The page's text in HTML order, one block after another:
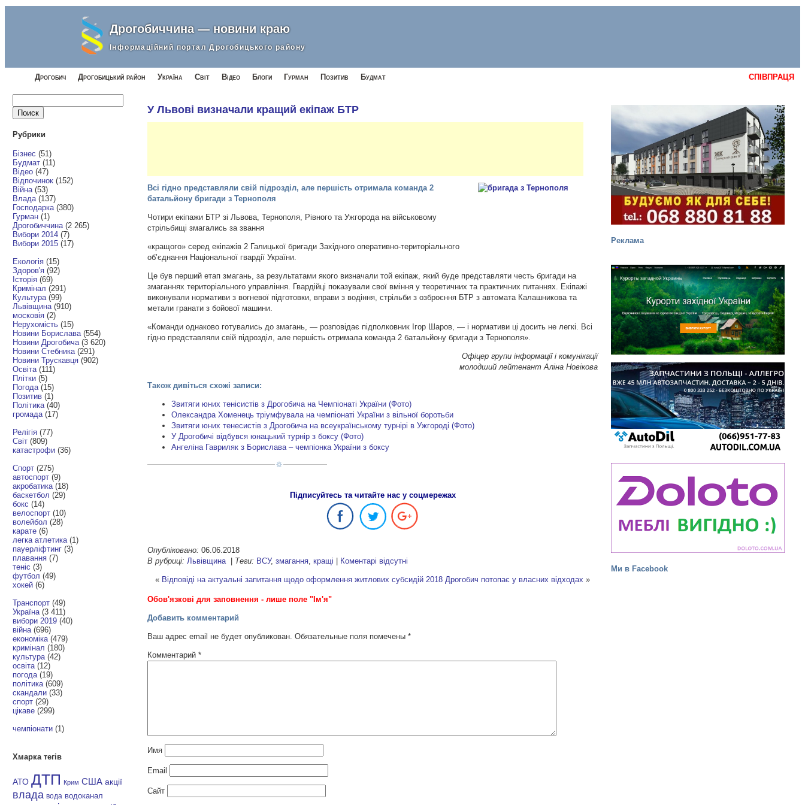
Дрогобиччина — новини краю
Інформаційний портал Дрогобицького району
Дрогобич Дрогобицький район Україна Світ Відео Блоги Гурман СПІВПРАЦЯ
Позитив Будмат
Реклама
Ми в Facebook
Рубрики
Бізнес (51)
Будмат (11)
Відео (47)
Відпочинок (152)
Війна (53)
Влада (137)
Господарка (380)
Гурман (1)
Дрогобиччина (2 265)
Вибори 2014 (7)
Вибори 2015 (17)
Екологія (15)
Здоров'я (92)
Історія (69)
Кримінал (291)
Культура (99)
Львівщина (910)
московія (2)
Нерухомість (15)
Новини Борислава (554)
Новини Дрогобича (3 620)
Новини Стебника (291)
Новини Трускавця (902)
Освіта (111)
Плітки (5)
Погода (15)
Позитив (1)
Політика (40)
громада (17)
Релігія (77)
Світ (809)
катастрофи (36)
Спорт (275)
автоспорт (9)
акробатика (18)
баскетбол (29)
бокс (14)
велоспорт (10)
волейбол (28)
карате (6)
легка атлетика (1)
пауерліфтинг (3)
плавання (7)
теніс (3)
футбол (49)
хокей (6)
Транспорт (49)
Україна (3 411)
вибори 2019 (40)
війна (696)
економіка (479)
кримінал (180)
культура (42)
освіта (12)
погода (19)
політика (609)
скандали (33)
спорт (29)
цікаве (299)
чемпіонати (1)
Хмарка тегів
АТО ДТП Крим США акції
влада вода водоканал
У Львові визначали кращий екіпаж БТР
Всі гідно представляли свій підрозділ, але першість отримала команда 2
батальйону бригади з Тернополя
Чотири екіпажи БТР зі Львова, Тернополя, Рівного та Ужгорода на військовому
стрільбищі змагались за звання
«кращого» серед екіпажів 2 Галицької бригади Західного оперативно-територіального
об’єднання Національної гвардії України.
Це був перший етап змагань, за результатами якого визначали той екіпаж, який буде представляти честь бригади на
змаганнях територіального управління. Гвардійці показували свої вміння у теоретичних та практичних питаннях. Екіпажі
виконували нормативи з вогневої підготовки, вправи з водіння, стрільби з озброєння БТР з автомата Калашникова та
метали гранати з бойової машини.
«Команди однаково готувались до змагань, — розповідає підполковник Ігор Шаров, — і нормативи ці досить не легкі. Всі
гідно представляли свій підрозділ, але першість отримала команда 2 батальйону бригади з Тернополя».
Офіцер групи інформації і комунікації
молодший лейтенант Аліна Новікова
Також дивіться схожі записи:
Звитяги юних тенісистів з Дрогобича на Чемпіонаті України (Фото)
Олександра Хоменець тріумфувала на чемпіонаті України з вільної боротьби
Звитяги юних тенесистів з Дрогобича на всеукраїнському турнірі в Ужгороді (Фото)
У Дрогобичі відбувся юнацький турнір з боксу (Фото)
Ангеліна Гавриляк з Борислава – чемпіонка України з боксу
Підписуйтесь та читайте нас у соцмережах
Опубліковано: 06.06.2018
В рубриці: Львівщина | Теги: ВСУ,змагання ,кращі | Коментарі відсутні
« Відповіді на актуальні запитання щодо оформлення житлових субсидій 2018 Дрогобич потопає у власних відходах »
Обов'язкові для заповнення - лише поле "Ім'я"
Добавить комментарий
Ваш адрес email не будет опубликован. Обязательные поля помечены*
Комментарий*
Имя
Email
Сайт